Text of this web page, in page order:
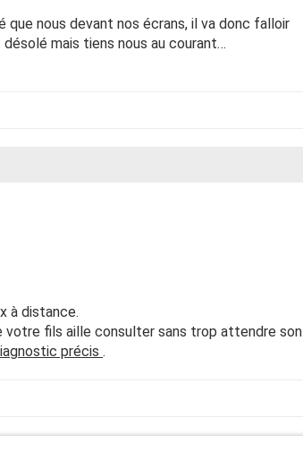
que nous devant nos écrans, il va donc falloir
mais tiens nous au courant…
à distance.
votre fils aille consulter sans trop attendre son
précis .